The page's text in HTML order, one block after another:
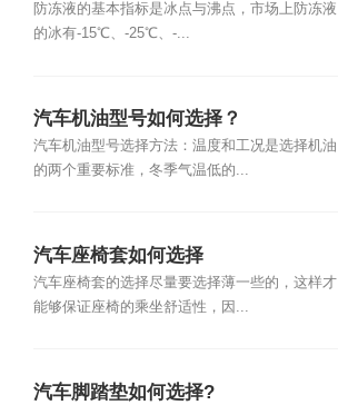
防冻液的基本指标是冰点与沸点，市场上防冻液
的冰有-15℃、-25℃、-...
汽车机油型号如何选择？
汽车机油型号选择方法：温度和工况是选择机油
的两个重要标准，冬季气温低的...
汽车座椅套如何选择
汽车座椅套的选择尽量要选择薄一些的，这样才
能够保证座椅的乘坐舒适性，因...
汽车脚踏垫如何选择?